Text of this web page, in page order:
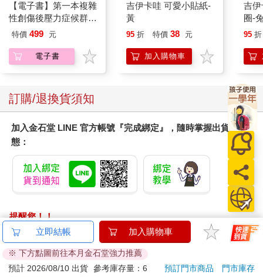
【電子書】第一本複雜
性創傷後壓力症候群自
我療癒聖經（長銷典
特價 499 元
電子書
吉伊卡哇 可愛小貼紙-
黃
95 折 特價 38 元
加入購物車
吉伊卡哇
圈-
95 折
訂購/退換貨須知
加入金石堂 LINE 官方帳號『完成綁定』，隨時掌握出貨動
態：
提醒您！！
金石堂及銀行均不會請您操作ATM! 如接獲電話要求您前往
ATM提款機，請不要聽從指示，以免受騙上當！
退換貨須知：
立即結帳 加入購物車
※ 下方點圖前往本月金石堂強力推薦
預計 2026/08/10 出貨 參考庫存量：6 預訂門市商品
門市庫存